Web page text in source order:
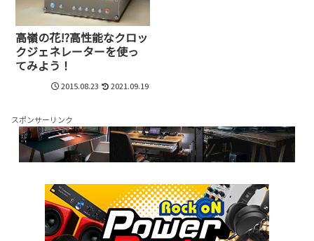
高嶺の花!?高性能なクロッ
クジェネレーターを使っ
てみよう！
2015.08.23 2021.09.19
スポンサーリンク